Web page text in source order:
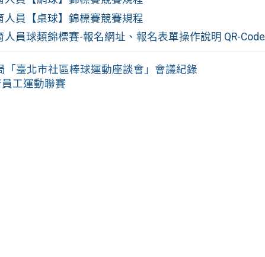
人員【桌球】錦標賽競賽規程
員球類錦標賽-報名網址、報名表單操作說明 QR-Code
「臺北市社區棒球運動座談會」會議紀錄
工運動聯賽